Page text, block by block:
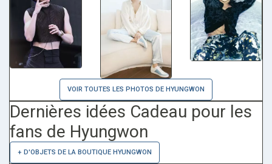
VOIR TOUTES LES PHOTOS DE HYUNGWON
Dernières idées Cadeau pour les
fans de Hyungwon
+ D'OBJETS DE LA BOUTIQUE HYUNGWON